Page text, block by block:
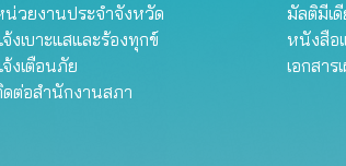
วยงานประจำจังหวัด
งเบาะแสและร้องทุกข์
งเตือนภัย
ต่อสำนักงานสภา
มัลติมีเดี
หนังสือ
เอกสาร